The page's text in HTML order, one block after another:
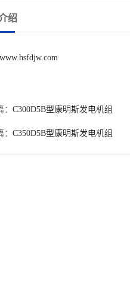
绍
： C300D5B型康明斯发电机组
： C350D5B型康明斯发电机组